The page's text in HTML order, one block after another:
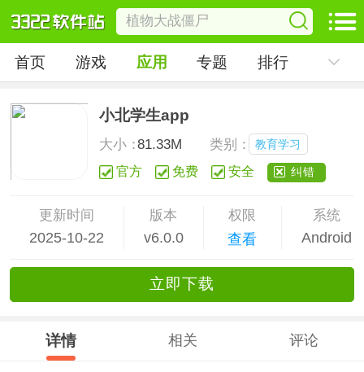
首页 游戏 应用 专题 排行
小北学生app
大小：81.33M 类别： 教育学习
官方 免费 安全 纠错
更新时间
2025-10-22
版本
v6.0.0
权限
查看
系统
Android
立即下载
详情 相关 评论